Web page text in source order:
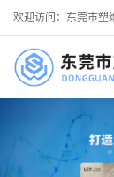
欢迎访问：东莞市塑